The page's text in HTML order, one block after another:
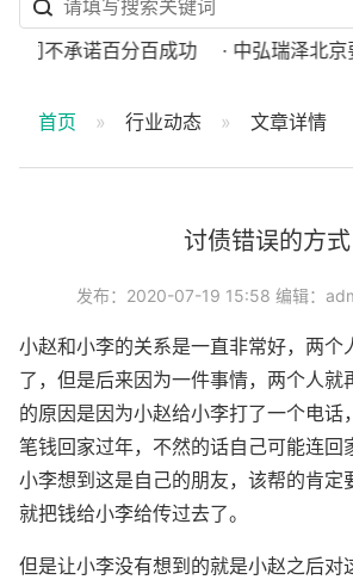
不承诺百分百成功 · 中弘瑞泽北京要
首页 行业动态 文章详情
讨债错误的方式
发布：2020-07-19 15:58 编辑：
小赵和小李的关系是一直非常好，两个
了，但是后来因为一件事情，两个人就
的原因是因为小赵给小李打了一个电话
笔钱回家过年，不然的话自己可能连回
小李想到这是自己的朋友，该帮的肯定
就把钱给小李给传过去了。
但是让小李没有想到的就是小赵之后对